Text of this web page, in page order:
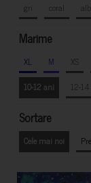
gri
coral
Marime
XL M XS
10-12 ani
12-
Sortare
Cele mai noi